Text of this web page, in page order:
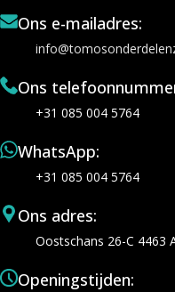
Ons e-mailadres:
Ons
+31 085 004 5764
WhatsApp:
+31 085 004 5764
Ons adres:
Oostschans 26-C 4463
Openingstijden: